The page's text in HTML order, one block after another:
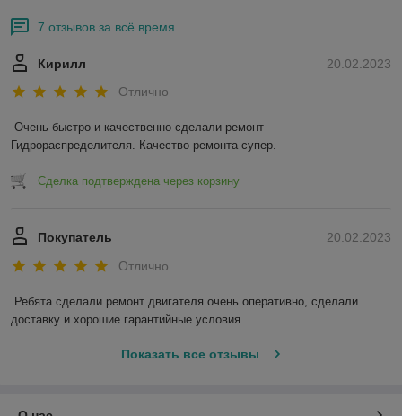
7 отзывов за всё время
20.02.2023
Кирилл
Отлично
Очень быстро и качественно сделали ремонт
Гидрораспределителя. Качество ремонта супер.
Сделка подтверждена через корзину
20.02.2023
Покупатель
Отлично
Ребята сделали ремонт двигателя очень оперативно, сделали
доставку и хорошие гарантийные условия.
Показать все отзывы